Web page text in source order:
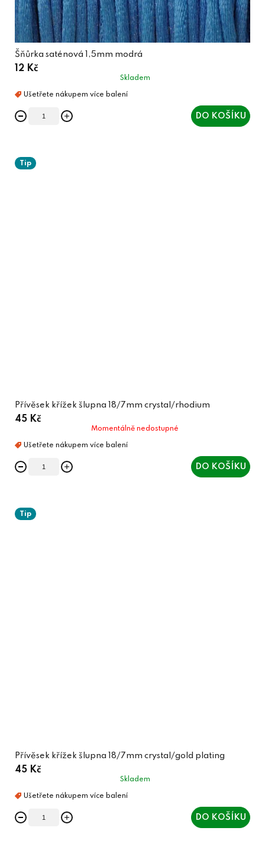
Šňůrka saténová 1,5mm modrá
12 Kč
Skladem
DO KOŠÍKU
Tip
Přívěsek křížek šlupna 18/7mm crystal/rhodium
45 Kč
Momentálně nedostupné
DO KOŠÍKU
Tip
Přívěsek křížek šlupna 18/7mm crystal/gold plating
45 Kč
Skladem
DO KOŠÍKU